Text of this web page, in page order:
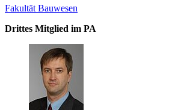
Fakultät Bauwesen
Drittes Mitglied im PA